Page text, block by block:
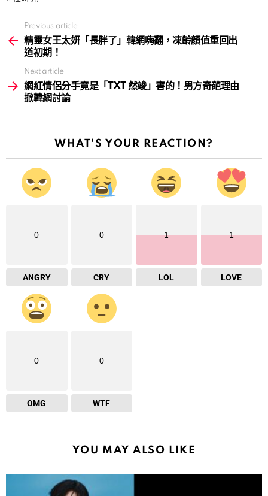
more
Previous article
精靈女王太妍「長胖了」韓網嗨翻，凍齡顏值重回出
道初期！
Next article
網紅情侶分手竟是「TXT 然竣」害的！男方奇葩理由
掀韓網討論
WHAT'S YOUR REACTION?
0
ANGRY
0
CRY
1
LOL
1
LOVE
0
OMG
0
WTF
YOU MAY ALSO LIKE